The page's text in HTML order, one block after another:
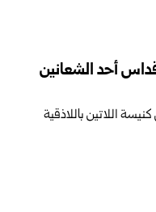
أحد الشعانين